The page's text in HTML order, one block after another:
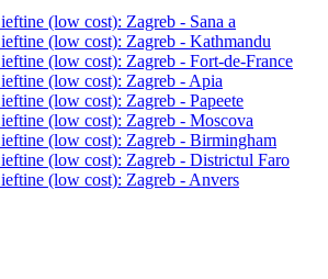
(low cost): Zagreb - Sana a
(low cost): Zagreb - Kathmandu
(low cost): Zagreb - Fort-de-France
(low cost): Zagreb - Apia
(low cost): Zagreb - Papeete
(low cost): Zagreb - Moscova
(low cost): Zagreb - Birmingham
(low cost): Zagreb - Districtul Faro
(low cost): Zagreb - Anvers